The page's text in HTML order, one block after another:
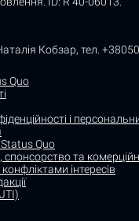
Кобзар, тел.
Quo
і
Status Quo
спонсорство та
інтересів